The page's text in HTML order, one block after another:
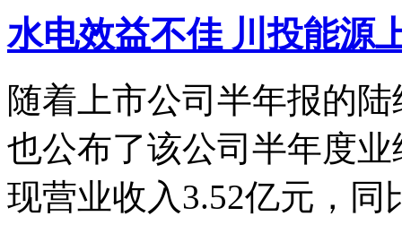
水电效益不佳 川投能源
随着上市公司半年报的
也公布了该公司半年度
现营业收入3.52亿元，同